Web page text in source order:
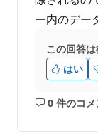
ー内のデー
この回答
はい
0 件のコメ
コ